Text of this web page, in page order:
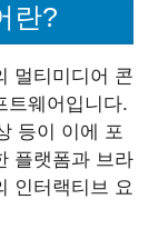
란?
멀티미디어 콘
트웨어입니다.
등이 이에 포
플랫폼과 브라
인터랙티브 요